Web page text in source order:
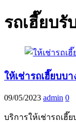
รถเฮี๊ยบรั
ให้เช่ารถเฮี๊ยบบา
09/05/2023 admin 0
บริการให้เช่ารถเฮี๊